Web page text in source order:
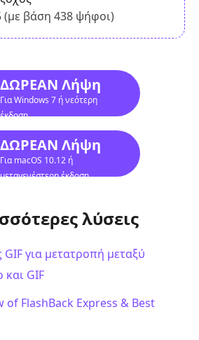
(με βάση 438 ψήφοι)
ΔΩΡΕΑΝ Λήψη
Για Windows 7 ή νεότερη
έκδοση
ΔΩΡΕΑΝ Λήψη
Για macOS 10.12 ή
μεταγενέστερη έκδοση
λύσεις
GIF για μετατροπή μεταξύ
και GIF
of FlashBack Express & Best